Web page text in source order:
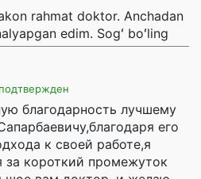
rahmat doktor. Anchadan
edim. Sogʻ boʻling
благодарность лучшему
его
к своей работе,я
за короткий промежуток